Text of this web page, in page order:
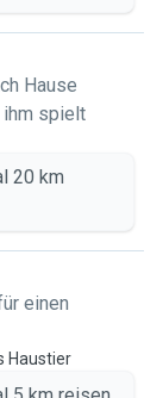
Hause
ihm spielt
20 km
einen
Haustier